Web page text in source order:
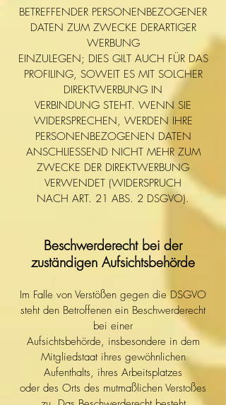
BETREFFENDER PERSONENBEZOGENER
DATEN ZUM ZWECKE DERARTIGER
WERBUNG
EINZULEGEN; DIES GILT AUCH FÜR DAS
PROFILING, SOWEIT ES MIT SOLCHER
DIREKTWERBUNG IN
VERBINDUNG STEHT. WENN SIE
WIDERSPRECHEN, WERDEN IHRE
PERSONENBEZOGENEN DATEN
ANSCHLIESSEND NICHT MEHR ZUM
ZWECKE DER DIREKTWERBUNG
VERWENDET (WIDERSPRUCH
NACH ART. 21 ABS. 2 DSGVO).
Beschwerderecht bei der
zuständigen Aufsichtsbehörde
Im Falle von Verstößen gegen die DSGVO
steht den Betroffenen ein Beschwerderecht
bei einer
Aufsichtsbehörde, insbesondere in dem
Mitgliedstaat ihres gewöhnlichen
Aufenthalts, ihres Arbeitsplatzes
oder des Orts des mutmaßlichen Verstoßes